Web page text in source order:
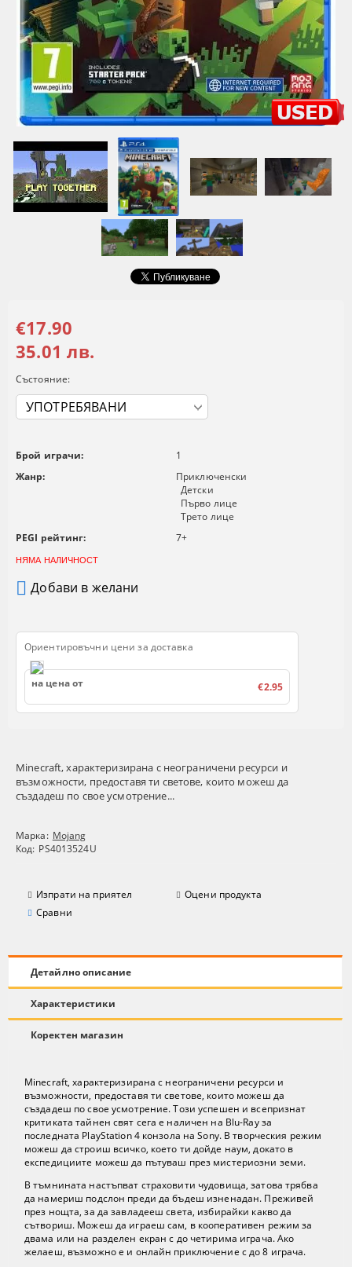
Minecraft, характеризирана с неограничени ресурси и
възможности, предоставя ти светове, които можеш да
създадеш по свое усмотрение...
Марка: Mojang
Код: PS4013524U
Изпрати на приятел
Оцени продукта
Сравни
€17.90
35.01 лв.
Състояние:
Брой играчи:
1
Жанр:
Приключенски
Детски
Първо лице
Трето лице
PEGI рейтинг:
7+
НЯМА НАЛИЧНОСТ
Добави в желани
Ориентировъчни цени за доставка
на цена от €2.95
Детайлно описание
Характеристики
Коректен магазин
Minecraft, характеризирана с неограничени ресурси и
възможности, предоставя ти светове, които можеш да
създадеш по свое усмотрение. Този успешен и всепризнат
критиката тайнен свят сега е наличен на Blu-Ray за
последната PlayStation 4 конзола на Sony. В творческия режим
можеш да строиш всичко, което ти дойде наум, докато в
експедициите можеш да пътуваш през мистериозни земи.
В тъмнината настъпват страховити чудовища, затова трябва
да намериш подслон преди да бъдеш изненадан. Преживей
през нощта, за да завладееш света, избирайки какво да
сътвориш. Можеш да играеш сам, в кооперативен режим за
двама или на разделен екран с до четирима играча. Ако
желаеш, възможно е и онлайн приключение с до 8 играча.